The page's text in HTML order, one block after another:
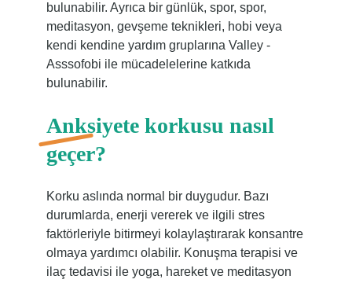
bulunabilir. Ayrıca bir günlük, spor, spor,
meditasyon, gevşeme teknikleri, hobi veya
kendi kendine yardım gruplarına Valley -
Asssofobi ile mücadelelerine katkıda
bulunabilir.
Anksiyete korkusu nasıl
geçer?
Korku aslında normal bir duygudur. Bazı
durumlarda, enerji vererek ve ilgili stres
faktörleriyle bitirmeyi kolaylaştırarak konsantre
olmaya yardımcı olabilir. Konuşma terapisi ve
ilaç tedavisi ile yoga, hareket ve meditasyon